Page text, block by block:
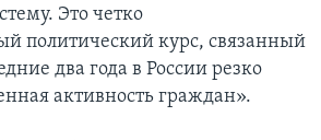
Это четко
политический курс, связанный
два года в России резко
активность граждан».